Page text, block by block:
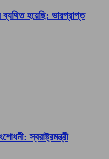
ব্যথিত হয়েছি: ভারপ্রাপ্ত
স্বরাষ্ট্রমন্ত্রী